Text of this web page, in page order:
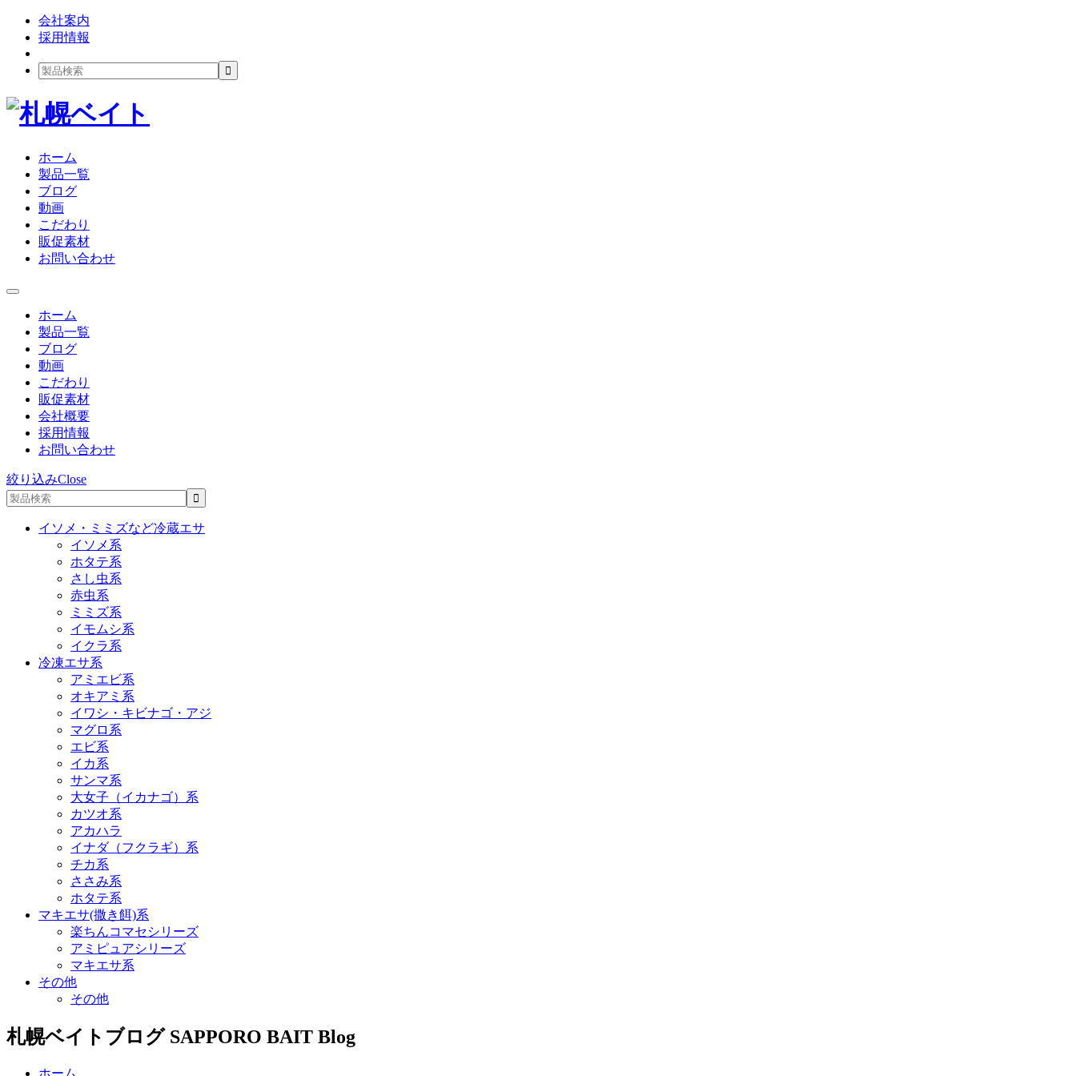
会社案内
採用情報
ホーム
製品一覧
ブログ
動画
こだわり
販促素材
お問い合わせ
ホーム
製品一覧
ブログ
動画
こだわり
販促素材
会社概要
採用情報
お問い合わせ
絞り込みClose
イソメ・ミミズなど冷蔵エサ
イソメ系
ホタテ系
さし虫系
赤虫系
ミミズ系
イモムシ系
イクラ系
冷凍エサ系
アミエビ系
オキアミ系
イワシ・キビナゴ・アジ
マグロ系
エビ系
イカ系
サンマ系
大女子（イカナゴ）系
カツオ系
アカハラ
イナダ（フクラギ）系
チカ系
ささみ系
ホタテ系
マキエサ(撒き餌)系
楽ちんコマセシリーズ
アミピュアシリーズ
マキエサ系
その他
その他
札幌ベイトブログ SAPPORO BAIT Blog
ホーム